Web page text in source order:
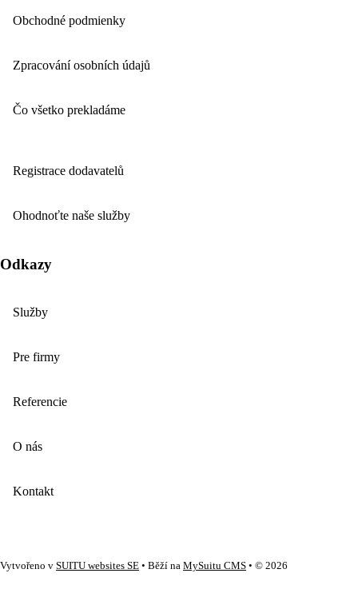
Obchodné podmienky
Zpracování osobních údajů
Čo všetko prekladáme
Registrace dodavatelů
Ohodnoťte naše služby
Odkazy
Služby
Pre firmy
Referencie
O nás
Kontakt
Vytvořeno v SUITU websites SE • Běží na MySuitu CMS • © 2026